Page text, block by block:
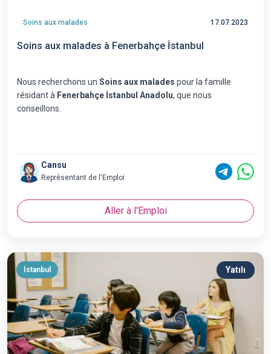
Soins aux malades 17.07.2023
Soins aux malades à Fenerbahçe İstanbul
Nous recherchons un Soins aux malades pour la famille
résidant à Fenerbahçe İstanbul Anadolu, que nous
conseillons.
Cansu
Représentant de l'Emploi
Aller à l'Emploi
İstanbul Yatılı